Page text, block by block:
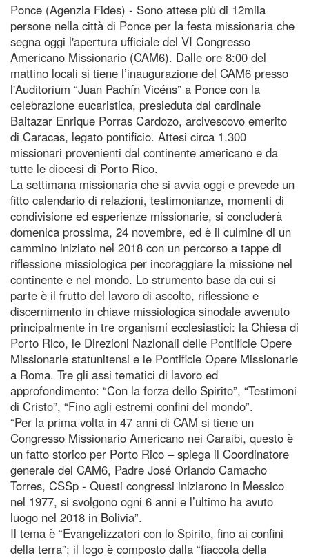
Ponce (Agenzia Fides) - Sono attese più di 12mila
persone nella città di Ponce per la festa missionaria che
segna oggi l'apertura ufficiale del VI Congresso
Americano Missionario (CAM6). Dalle ore 8:00 del
mattino locali si tiene l’inaugurazione del CAM6 presso
l'Auditorium “Juan Pachín Vicéns” a Ponce con la
celebrazione eucaristica, presieduta dal cardinale
Baltazar Enrique Porras Cardozo, arcivescovo emerito
di Caracas, legato pontificio. Attesi circa 1.300
missionari provenienti dal continente americano e da
tutte le diocesi di Porto Rico.
La settimana missionaria che si avvia oggi e prevede un
fitto calendario di relazioni, testimonianze, momenti di
condivisione ed esperienze missionarie, si concluderà
domenica prossima, 24 novembre, ed è il culmine di un
cammino iniziato nel 2018 con un percorso a tappe di
riflessione missiologica per incoraggiare la missione nel
continente e nel mondo. Lo strumento base da cui si
parte è il frutto del lavoro di ascolto, riflessione e
discernimento in chiave missiologica sinodale avvenuto
principalmente in tre organismi ecclesiastici: la Chiesa di
Porto Rico, le Direzioni Nazionali delle Pontificie Opere
Missionarie statunitensi e le Pontificie Opere Missionarie
a Roma. Tre gli assi tematici di lavoro ed
approfondimento: “Con la forza dello Spirito”, “Testimoni
di Cristo”, “Fino agli estremi confini del mondo”.
“Per la prima volta in 47 anni di CAM si tiene un
Congresso Missionario Americano nei Caraibi, questo è
un fatto storico per Porto Rico – spiega il Coordinatore
generale del CAM6, Padre José Orlando Camacho
Torres, CSSp - Questi congressi iniziarono in Messico
nel 1977, si svolgono ogni 6 anni e l’ultimo ha avuto
luogo nel 2018 in Bolivia”.
Il tema è “Evangelizzatori con lo Spirito, fino ai confini
della terra”; il logo è composto dalla “fiaccola della